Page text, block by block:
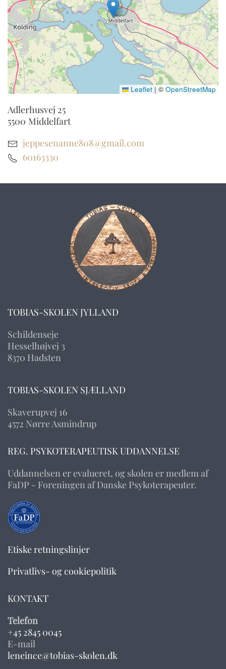
Leaflet | © OpenStreetMap
Adlerhusvej 25
5500 Middelfart
jeppesenanne808@gmail.com
60163330
TOBIAS-SKOLEN JYLLAND
Schildenseje
Hesselhøjvej 3
8370 Hadsten
TOBIAS-SKOLEN SJÆLLAND
Skaverupvej 16
4572 Nørre Asmindrup
REG. PSYKOTERAPEUTISK UDDANNELSE
Uddannelsen er evalueret, og skolen er medlem af
FaDP - Foreningen af Danske Psykoterapeuter.
Etiske retningslinjer
Privatlivs- og cookiepolitik
KONTAKT
Telefon
+45 2845 0045
E-mail
leneince@tobias-skolen.dk